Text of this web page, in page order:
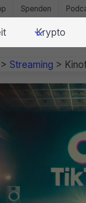
Spenden
Krypto
> Streaming >